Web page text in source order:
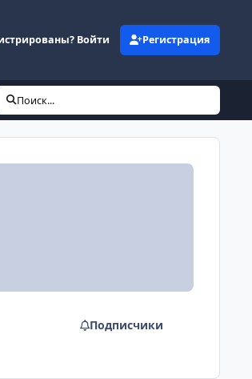
Войти Регистрация
Поиск...
Подписчики